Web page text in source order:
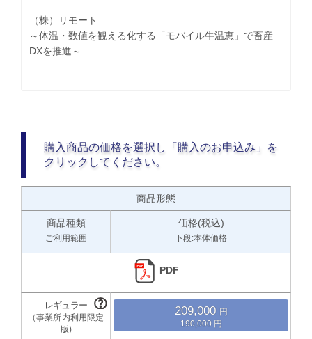
（株）リモート
～体温・数値を観える化する「モバイル牛温恵」で畜産
DXを推進～
購入商品の価格を選択し「購入のお申込み」を
クリックしてください。
商品形態
商品種類
ご利用範囲
価格(税込)
下段:本体価格
PDF
209,000
190,000